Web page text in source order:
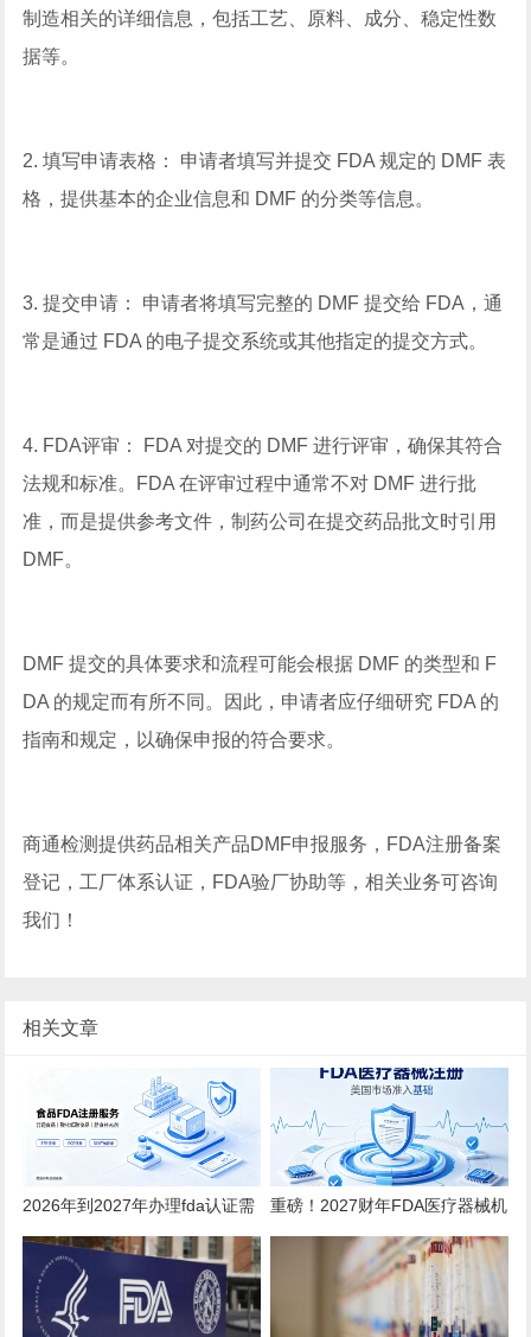
制造相关的详细信息，包括工艺、原料、成分、稳定性数
据等。
2. 填写申请表格： 申请者填写并提交 FDA 规定的 DMF 表
格，提供基本的企业信息和 DMF 的分类等信息。
3. 提交申请： 申请者将填写完整的 DMF 提交给 FDA，通
常是通过 FDA 的电子提交系统或其他指定的提交方式。
4. FDA评审： FDA 对提交的 DMF 进行评审，确保其符合
法规和标准。FDA 在评审过程中通常不对 DMF 进行批
准，而是提供参考文件，制药公司在提交药品批文时引用
DMF。
DMF 提交的具体要求和流程可能会根据 DMF 的类型和 F
DA 的规定而有所不同。因此，申请者应仔细研究 FDA 的
指南和规定，以确保申报的符合要求。
商通检测提供药品相关产品DMF申报服务，FDA注册备案
登记，工厂体系认证，FDA验厂协助等，相关业务可咨询
我们！
相关文章
2026年到2027年办理fda认证需
要多少钱？
重磅！2027财年FDA医疗器械机
构注册年费上调至 $13785！